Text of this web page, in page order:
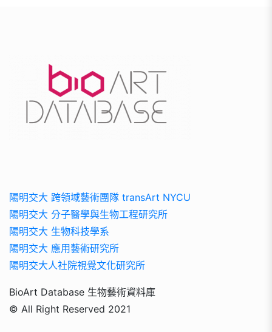
陽明交大 跨領域藝術團隊 transArt NYCU
陽明交大 分子醫學與生物工程研究所
陽明交大 生物科技學系
陽明交大 應用藝術研究所
陽明交大人社院視覺文化研究所
BioArt Database 生物藝術資料庫
© All Right Reserved 2021